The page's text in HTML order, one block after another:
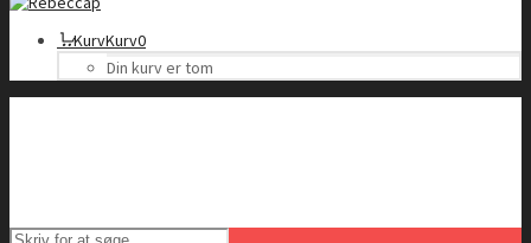
KurvKurv0
Din kurv er tom